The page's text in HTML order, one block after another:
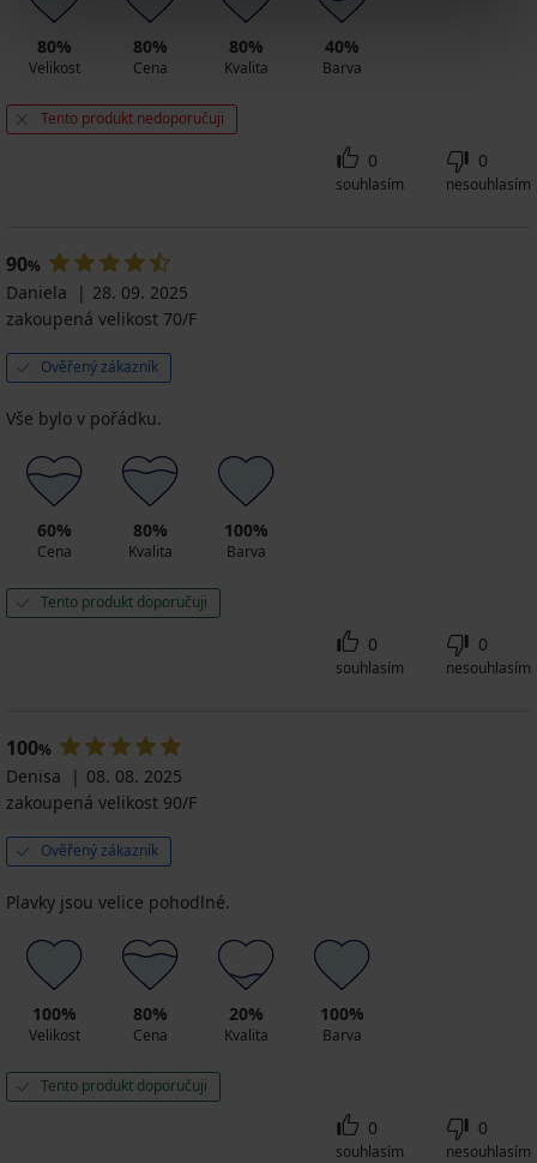
80%
Velikost
80%
Cena
80%
Kvalita
40%
Barva
Tento produkt nedoporučuji
0
souhlasím
0
nesouhlasím
90%
Daniela
28. 09. 2025
zakoupená velikost 70/F
Ověřený zákazník
Vše bylo v pořádku.
60%
Cena
80%
Kvalita
100%
Barva
Tento produkt doporučuji
0
souhlasím
0
nesouhlasím
100%
Denisa
08. 08. 2025
zakoupená velikost 90/F
Ověřený zákazník
Plavky jsou velice pohodlné.
100%
Velikost
80%
Cena
20%
Kvalita
100%
Barva
Tento produkt doporučuji
0
souhlasím
0
nesouhlasím